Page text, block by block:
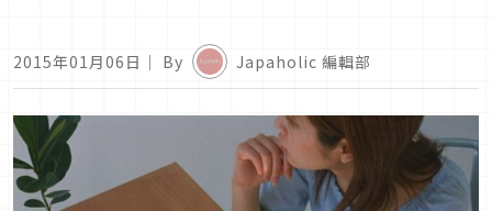
2015年01月06日 ｜ By Japaholic 編輯部